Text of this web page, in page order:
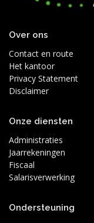
Over ons
Contact en route
Het kantoor
Privacy Statement
Disclaimer
Onze diensten
Administraties
Jaarrekeningen
Fiscaal
Salarisverwerking
Ondersteuning